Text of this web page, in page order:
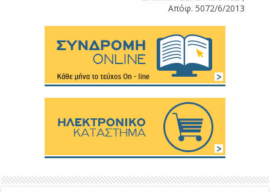
Απόφ. 5072/6/2013